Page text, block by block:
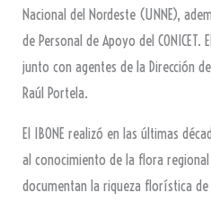
Nacional del Nordeste (UNNE),
de Personal de Apoyo del
junto con agentes de la Dirección
Raúl Portela.
El IBONE realizó en las últimas
al conocimiento de la flora
documentan la riqueza florística